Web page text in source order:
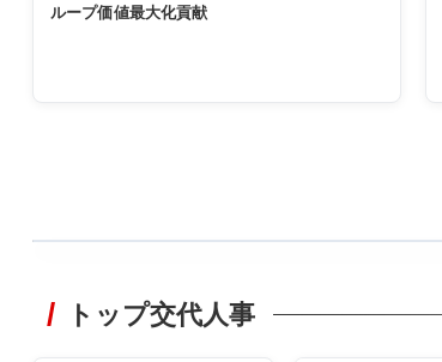
ループ価値最大化貢献
非鉄業界で
トップ交代人事